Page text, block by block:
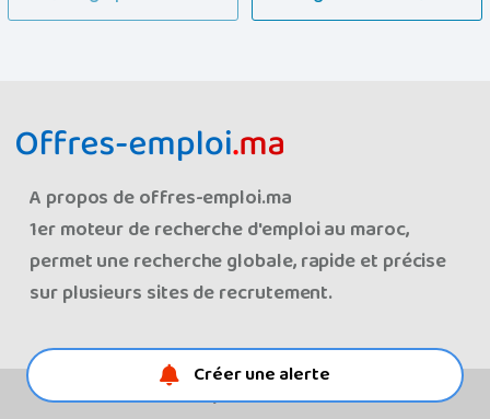
Créer une alerte
A propos de offres-emploi.ma
1er moteur de recherche d'emploi au maroc,
permet une recherche globale, rapide et précise
sur plusieurs sites de recrutement.
© Les offres d'emploi au maroc 2008-2026